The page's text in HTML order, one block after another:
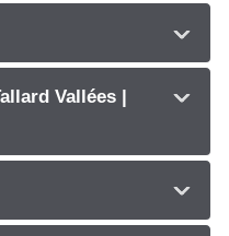
Vallées |